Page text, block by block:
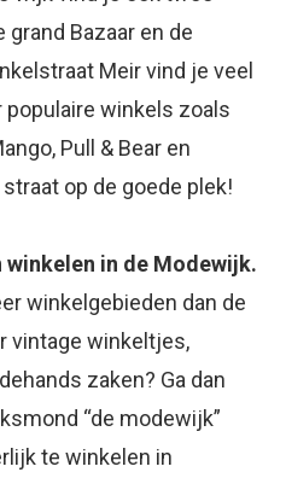
Bazaar en de
Meir vind je veel
winkels zoals
Pull & Bear en
op de goede plek!
in de Modewijk.
winkelgebieden dan de
vintage winkeltjes,
zaken? Ga dan
“de modewijk”
te winkelen in